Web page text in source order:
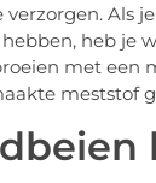
Als
heb je
met
meststof